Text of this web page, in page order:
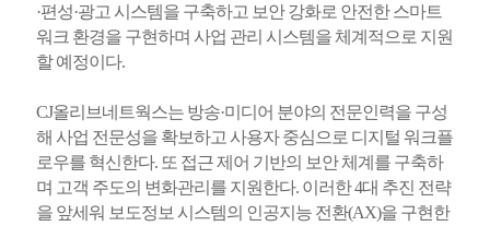
·편성·광고 시스템을 구축하고 보안 강화로 안전한 스마트
워크 환경을 구현하며 사업 관리 시스템을 체계적으로 지원
할 예정이다.
CJ올리브네트웍스는 방송·미디어 분야의 전문인력을 구성
해 사업 전문성을 확보하고 사용자 중심으로 디지털 워크플
로우를 혁신한다. 또 접근 제어 기반의 보안 체계를 구축하
며 고객 주도의 변화관리를 지원한다. 이러한 4대 추진 전략
을 앞세워 보도정보 시스템의 인공지능 전환(AX)을 구현한